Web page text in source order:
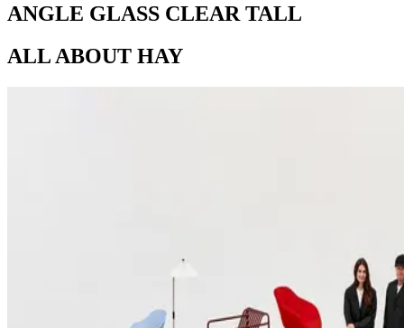
ANGLE GLASS CLEAR TALL
ALL ABOUT HAY